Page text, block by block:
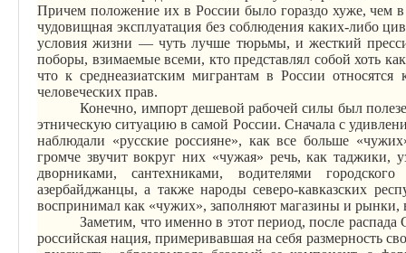
Причем положение их в России было гораздо хуже, чем в
чудовищная эксплуатация без соблюдения каких-либо
условия жизни — чуть лучше тюрьмы, и жесткий
поборы, взимаемые всеми, кто представлял собой хоть
что к среднеазиатским мигрантам в России
человеческих прав.
Конечно, импорт дешевой рабочей силы был
этническую ситуацию в самой России. Сначала с
наблюдали «русские россияне», как все больше
громче звучит вокруг них «чужая» речь, как таджики,
дворниками, сантехниками, водителями
азербайджанцы, а также народысеверо-кавказских
воспринимал как «чужих», заполняют магазины и рынки,
Заметим, что именно в этот период, после
российская нация, примеривавшая на себя размерность